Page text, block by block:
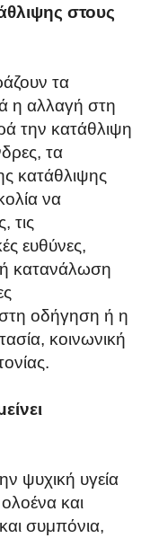
στους
τα
η αλλαγή στη
την κατάθλιψη
τα
κατάθλιψης
να
τις
ευθύνες,
κατανάλωση
οδήγηση ή η
κοινωνική
ψυχική υγεία
και
συμπόνια,